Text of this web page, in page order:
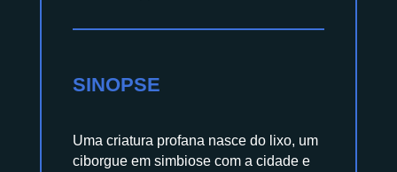
SINOPSE
Uma criatura profana nasce do lixo, um
ciborgue em simbiose com a cidade e